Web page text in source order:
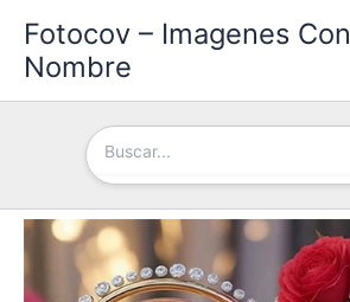
contenido
Fotocov – Imagenes Con
Nombre